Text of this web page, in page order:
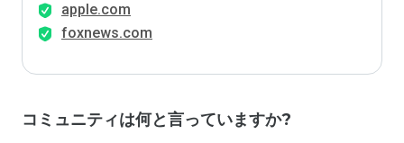
apple.com
foxnews.com
コミュニティは何と言っていますか?